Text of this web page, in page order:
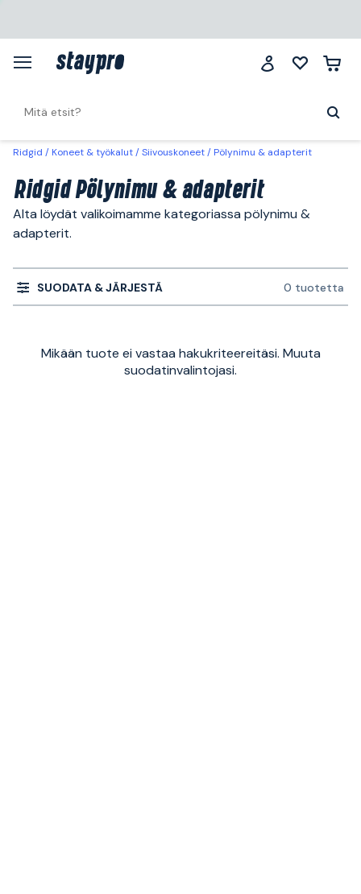
Ridgid Koneet & työkalut Siivouskoneet Pölynimu & adapterit
Ridgid Pölynimu & adapterit
Alta löydät valikoimamme kategoriassa pölynimu &
adapterit.
SUODATA & JÄRJESTÄ 0 tuotetta
Mikään tuote ei vastaa hakukriteereitäsi. Muuta
suodatinvalintojasi.